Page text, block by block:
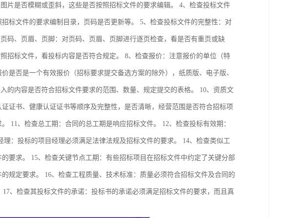
片是否模糊或歪斜，这些是否按照招标文件的要求编辑。 4、检查投标文件
标文件的要求编制目录，页码是否更新等。 5、检查投标文件的完整性：对
码、页眉、页脚：对页码、页眉、页脚进行逐页检查，看是否有重页或缺
招标文件，看投标内容是否符合规定。 8、检查报价：注意报价的单位（特
是否是一个有效报价（招标要求提交备选方案的除外），纸质版、电子版、
的内容是否符合招标文件要求的范围、数量、规定提交的表格。 10、资质文
证书、健康认证证书等顺序及完整性，是否清晰，经营范围是否符合招标项
11、检查总工期：合同的总工期是响应招标文件。 12、检查投标有效期：
：投标的项目经理必须满足法律法规及招标文件的要求。 14、检查类似工
要求。 15、检查关键节点工期：有些招标项目在招标文件中约定了关键分部
规定要求。 16、检查工程质量、技术标准：质量必须符合招标文件及合同的
、检查其投标文件的承诺：投标书的承诺必须满足招标文件的要求，而且真